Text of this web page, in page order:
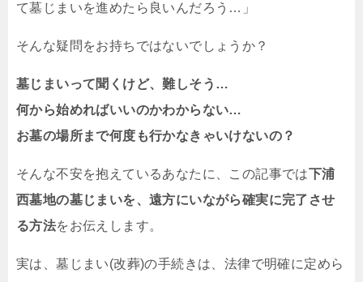
て墓じまいを進めたら良いんだろう…」
そんな疑問をお持ちではないでしょうか？
墓じまいって聞くけど、難しそう…
何から始めればいいのかわからない…
お墓の場所まで何度も行かなきゃいけないの？
そんな不安を抱えているあなたに、この記事では下浦
西墓地の墓じまいを、遠方にいながら確実に完了させ
る方法をお伝えします。
実は、墓じまい(改葬)の手続きは、法律で明確に定めら